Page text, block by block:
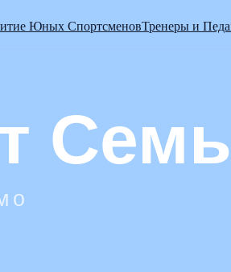
Юных СпортсменовТренеры и